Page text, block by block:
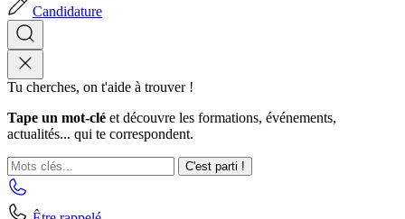
Candidature
Tu cherches, on t'aide à trouver !
Tape un mot-clé et découvre les formations, événements,
actualités... qui te correspondent.
C'est parti !